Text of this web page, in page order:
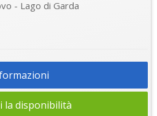
- Lago di Garda
la disponibilità